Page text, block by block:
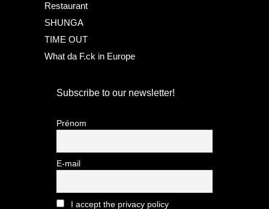
Restaurant
SHUNGA
TIME OUT
What da F.ck in Europe
Subscribe to our newsletter!
Prénom
E-mail
I accept the privacy policy